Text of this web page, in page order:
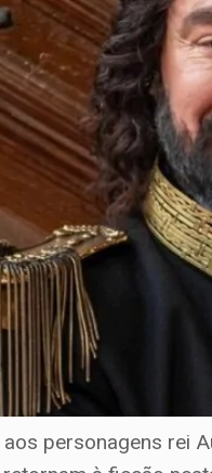
personagens rei